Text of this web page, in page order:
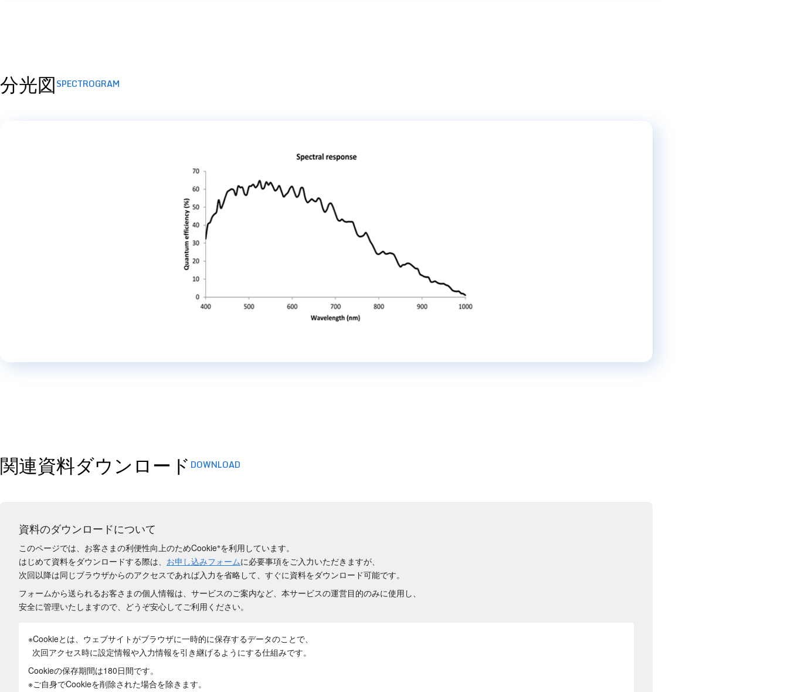
SPECTROGRAM
分光図
DOWNLOAD
関連資料ダウンロード
資料のダウンロードについて
このページでは、お客さまの利便性向上のためCookie※を利用しています。
はじめて資料をダウンロードする際は、 お申し込みフォームに必要事項をご入力いただきますが、
次回以降は同じブラウザからのアクセスであれば入力を省略して、すぐに資料をダウンロード可能です。
フォームから送られるお客さまの個人情報は、サービスのご案内など、本サービスの運営目的のみに使用し、
安全に管理いたしますので、どうぞ安心してご利用ください。
※Cookieとは、ウェブサイトがブラウザに一時的に保存するデータのことで、
次回アクセス時に設定情報や入力情報を引き継げるようにする仕組みです。
Cookieの保存期間は180日間です。
※ご自身でCookieを削除された場合を除きます。